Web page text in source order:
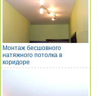
Монтаж бесшовного
натяжного потолка в
коридоре